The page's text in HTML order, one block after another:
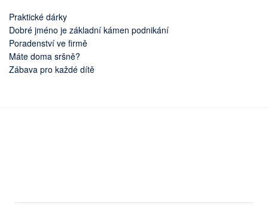
Praktické dárky
Dobré jméno je základní kámen podnikání
Poradenství ve firmě
Máte doma sršně?
Zábava pro každé dítě